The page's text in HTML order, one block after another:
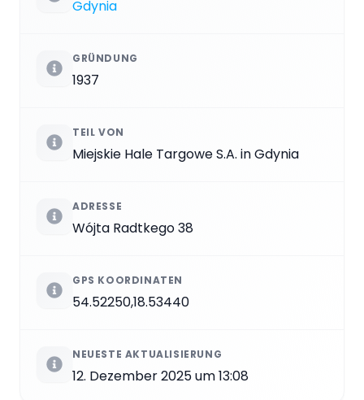
Gdynia
GRÜNDUNG
1937
TEIL VON
Miejskie Hale Targowe S.A. in Gdynia
ADRESSE
Wójta Radtkego 38
GPS KOORDINATEN
54.52250,18.53440
NEUESTE AKTUALISIERUNG
12. Dezember 2025 um 13:08